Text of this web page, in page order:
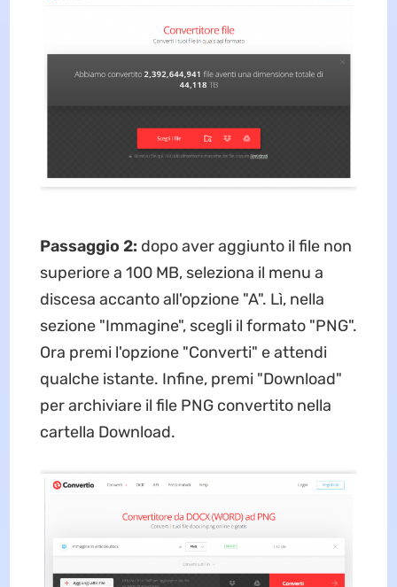
Passaggio 2: dopo aver aggiunto il file non
superiore a 100 MB, seleziona il menu a
discesa accanto all'opzione "A". Lì, nella
sezione "Immagine", scegli il formato "PNG".
Ora premi l'opzione "Converti" e attendi
qualche istante. Infine, premi "Download"
per archiviare il file PNG convertito nella
cartella Download.